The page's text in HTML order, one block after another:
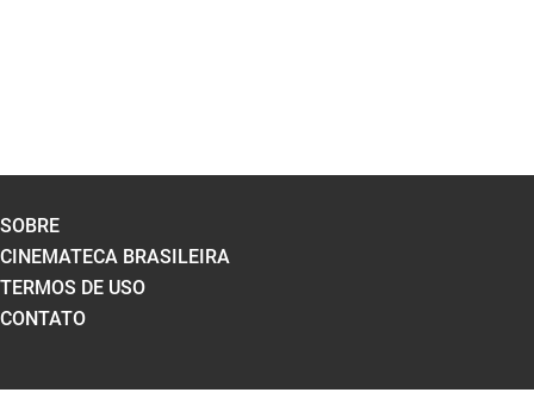
SOBRE
CINEMATECA BRASILEIRA
TERMOS DE USO
CONTATO